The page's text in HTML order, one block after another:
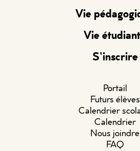
Vie
Vie
S’inscrire
Portail
Futurs élèves
Calendrier
Calendrier
Nous joindre
FAQ